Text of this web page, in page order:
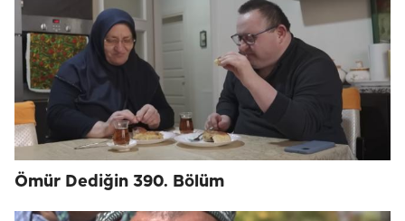
Ömür Dediğin 390. Bölüm